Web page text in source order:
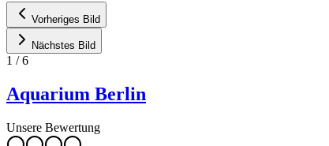
Vorheriges Bild
Nächstes Bild
1 /6
Aquarium Berlin
Unsere Bewertung